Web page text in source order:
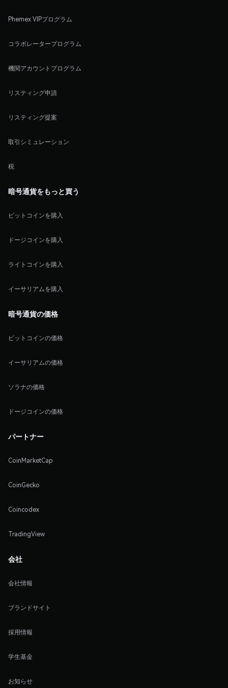
Phemex VIPプログラム
コラボレータープログラム
機関アカウントプログラム
リスティング申請
リスティング提案
取引シミュレーション
税
暗号通貨をもっと買う
ビットコインを購入
ドージコインを購入
ライトコインを購入
イーサリアムを購入
暗号通貨の価格
ビットコインの価格
イーサリアムの価格
ソラナの価格
ドージコインの価格
パートナー
CoinMarketCap
CoinGecko
Coincodex
TradingView
会社
会社情報
ブランドサイト
採用情報
学生基金
お知らせ